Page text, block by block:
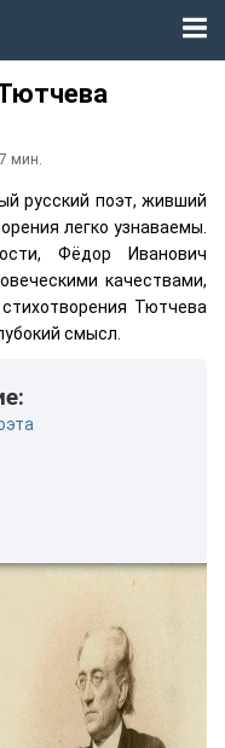
7 мин.
русский поэт, живший
легко узнаваемы.
Фёдор Иванович
качествами,
Тютчева
смысл.